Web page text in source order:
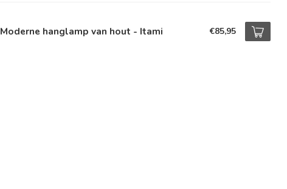
Moderne hanglamp van hout - Itami €85,95